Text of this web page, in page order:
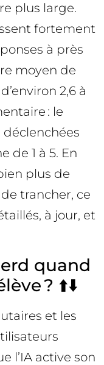
plus large.
fortement
à près
moyen de
2,6 à
: le
de 1 à 5. En
plus de
trancher, ce
à jour, et
quand
? ⬆️⬇️
et les
l’IA active son